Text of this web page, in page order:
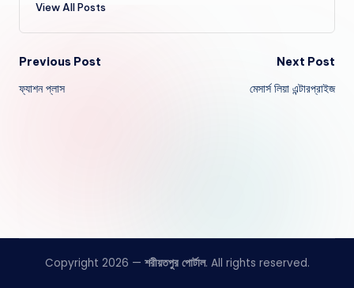
View All Posts
Post
navigation
Previous Post
ফ্যাশন প্লাস
Next Post
মেসার্স লিয়া এন্টারপ্রাইজ
Copyright 2026 — শরীয়তপুর পোর্টাল. All rights reserved.